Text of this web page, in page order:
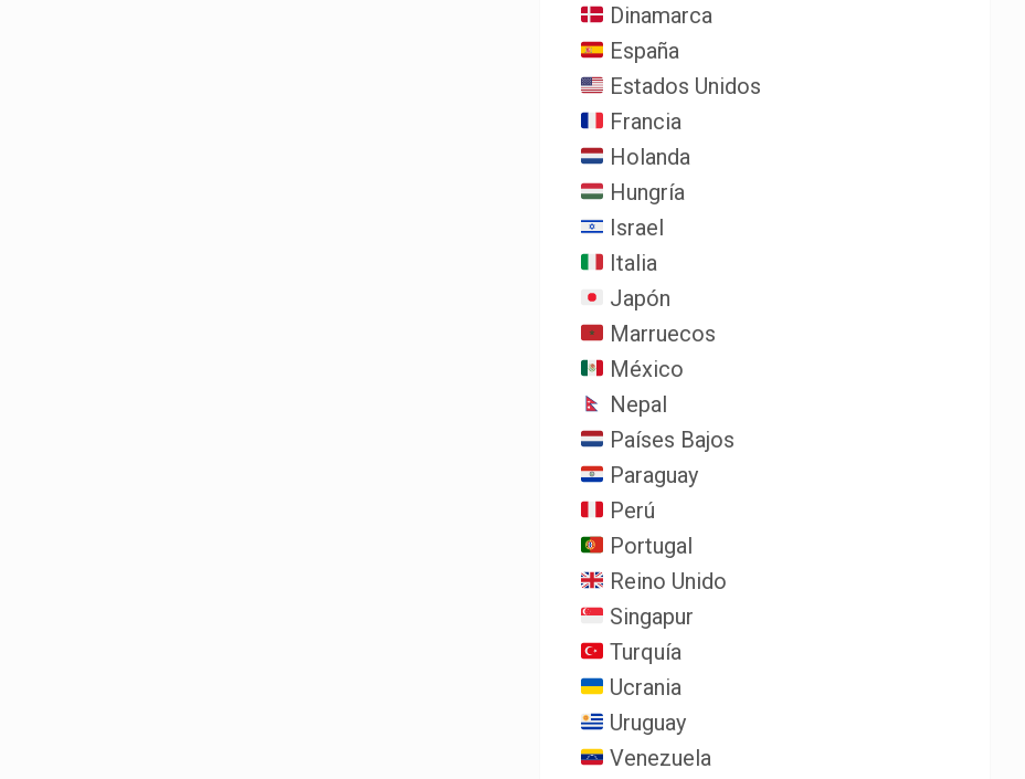
Dinamarca
España
Estados Unidos
Francia
Holanda
Hungría
Israel
Italia
Japón
Marruecos
México
Nepal
Países Bajos
Paraguay
Perú
Portugal
Reino Unido
Singapur
Turquía
Ucrania
Uruguay
Venezuela